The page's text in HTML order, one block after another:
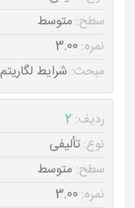
سطح: متوسط
نمره: 3.00
مبحث: شرایط لگاریتم
ردیف: 2
نوع: تألیفی
سطح: متوسط
نمره: 3.00